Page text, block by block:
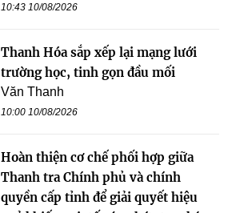
10:43 10/08/2026
Thanh Hóa sắp xếp lại mạng lưới
trường học, tinh gọn đầu mối
Văn Thanh
10:00 10/08/2026
Hoàn thiện cơ chế phối hợp giữa
Thanh tra Chính phủ và chính
quyền cấp tỉnh để giải quyết hiệu